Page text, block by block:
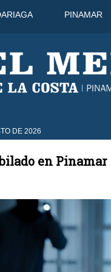
PINAMAR
DE 2026
en Pinamar